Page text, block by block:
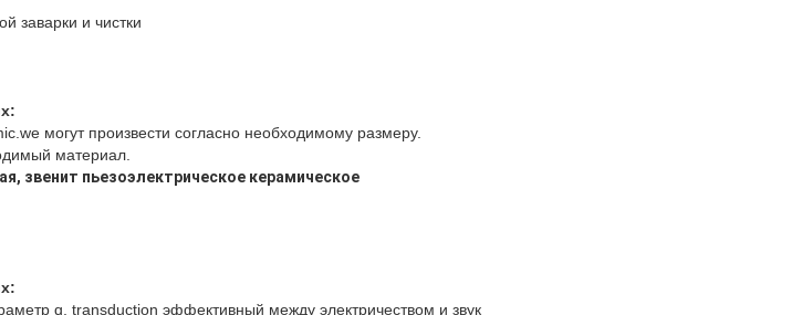
заварки и чистки
могут произвести согласно необходимому размеру.
материал.
звенит пьезоэлектрическое керамическое
:
q, transduction эффективный между электричеством и звук